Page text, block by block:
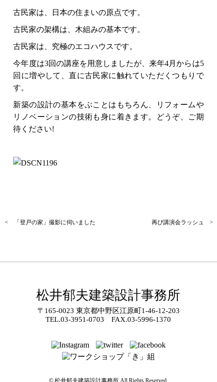
古民家は、日本の住まいの原点です。
古民家の架構は、木組みの基本です。
古民家は、究極のエコハウスです。
今年度は3回の講座を用意しましたが、来年4月からは5
回に増やして、直に古民家に触れていただくつもりで
す。
新築の設計の基本をぶことはもちろん、リフォームや
リノベーションの技術も身に着きます。どうぞ、ご期
待ください!
< 「登戸の家」撮影に伺いました 再び講演会ラッシュ >
松井郁夫建築設計事務所
〒165-0023 東京都中野区江原町1-46-12-203
TEL.03-3951-0703 FAX.03-5996-1370
© 松井郁夫建築設計事務所 All Rights Reserved.